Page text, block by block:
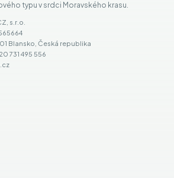
typu v srdci Moravského krasu.
s.r.o.
Blansko, Česká republika
731 495 556